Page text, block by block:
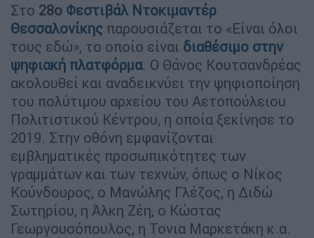
Στο 28ο Φεστιβάλ Ντοκιμαντέρ
Θεσσαλονίκης παρουσιάζεται το «Είναι όλοι
τους εδώ», το οποίο είναι διαθέσιμο στην
ψηφιακή πλατφόρμα. Ο Θάνος Κουτσανδρέας
ακολουθεί και αναδεικνύει την ψηφιοποίηση
του πολύτιμου αρχείου του Αετοπούλειου
Πολιτιστικού Κέντρου, η οποία ξεκίνησε το
2019. Στην οθόνη εμφανίζονται
εμβληματικές προσωπικότητες των
γραμμάτων και των τεχνών, όπως ο Νίκος
Κούνδουρος, ο Μανώλης Γλέζος, η Διδώ
Σωτηρίου, η Άλκη Ζέη, ο Κώστας
Γεωργουσόπουλος, η Τονια Μαρκετάκη κ.α.